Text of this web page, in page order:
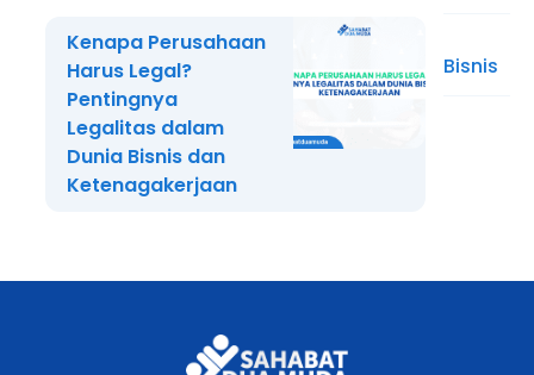
Kenapa Perusahaan
Harus Legal?
Pentingnya
Legalitas dalam
Dunia Bisnis dan
Ketenagakerjaan
Bisnis